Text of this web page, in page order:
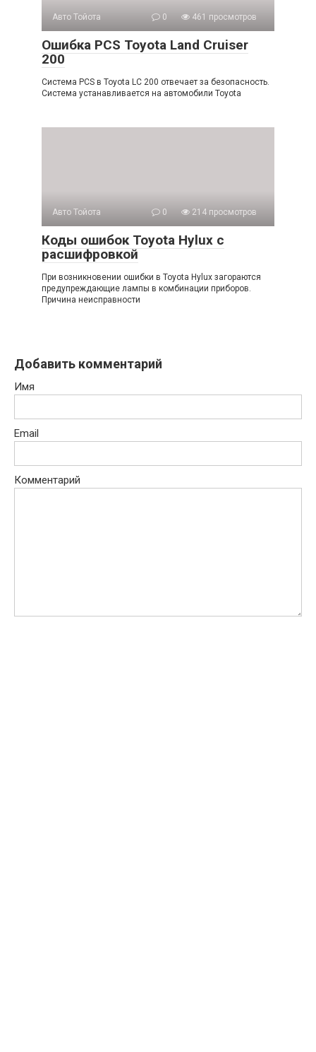
Авто Тойота 0 461 просмотров
Ошибка PCS Toyota Land Cruiser
200
Система PCS в Toyota LC 200 отвечает за безопасность.
Система устанавливается на автомобили Toyota
Авто Тойота 0 214 просмотров
Коды ошибок Toyota Hylux с
расшифровкой
При возникновении ошибки в Toyota Hylux загораются
предупреждающие лампы в комбинации приборов.
Причина неисправности
Добавить комментарий
Имя
Email
Комментарий